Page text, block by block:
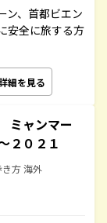
ン、首都ビエン
安全に旅する方
細を見る
ャンマー
２０２１
方 海外